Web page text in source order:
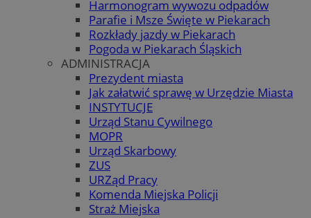
Harmonogram wywozu odpadów
Parafie i Msze Święte w Piekarach
Rozkłady jazdy w Piekarach
Pogoda w Piekarach Śląskich
ADMINISTRACJA
Prezydent miasta
Jak załatwić sprawę w Urzędzie Miasta
INSTYTUCJE
Urząd Stanu Cywilnego
MOPR
Urząd Skarbowy
ZUS
URZąd Pracy
Komenda Miejska Policji
Straż Miejska